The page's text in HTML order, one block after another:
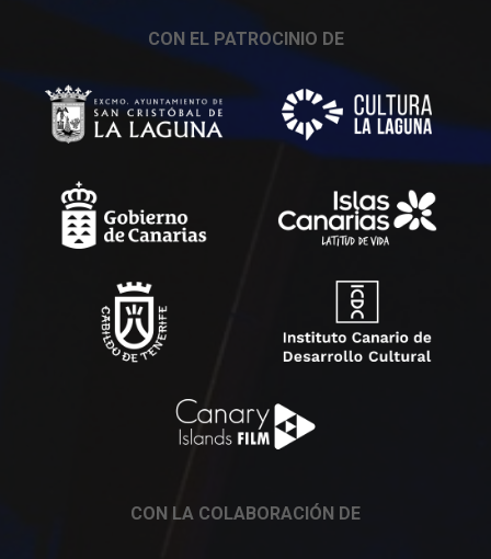
CON EL PATROCINIO DE
CON LA COLABORACIÓN DE